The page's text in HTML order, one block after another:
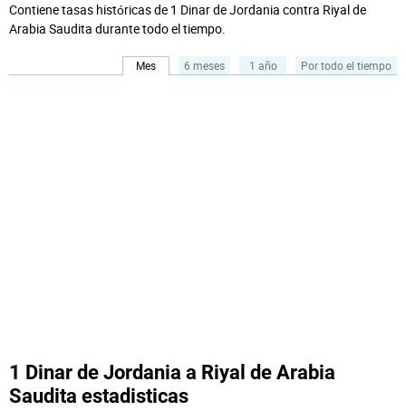
Contiene tasas históricas de 1 Dinar de Jordania contra Riyal de
Arabia Saudita durante todo el tiempo.
Mes 6 meses 1 año Por todo el tiempo
1 Dinar de Jordania a Riyal de Arabia
Saudita estadisticas